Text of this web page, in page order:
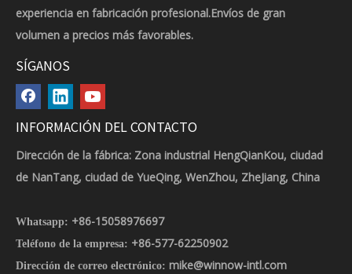
experiencia en fabricación profesional.Envíos de gran
volumen a precios más favorables.
SÍGANOS
INFORMACIÓN DEL CONTACTO
Dirección de la fábrica: Zona industrial HengQianKou, ciudad
de NanTang, ciudad de YueQing, WenZhou, ZheJiang, China
Whatsapp: +86-15058976697
Teléfono de la empresa: +86-577-62250902
Dirección de correo electrónico: mike@winnow-intl.com